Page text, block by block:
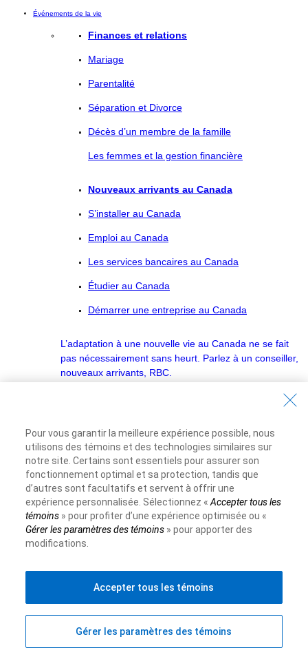
Événements de la vie
Finances et relations
Mariage
Parentalité
Séparation et Divorce
Décès d’un membre de la famille
Les femmes et la gestion financière
Nouveaux arrivants au Canada
S’installer au Canada
Emploi au Canada
Les services bancaires au Canada
Étudier au Canada
Démarrer une entreprise au Canada
L’adaptation à une nouvelle vie au Canada ne se fait
pas nécessairement sans heurt. Parlez à un conseiller,
nouveaux arrivants, RBC.
Types de comptes
Établissement du budget
Conseils bancaires
Rapport à l’argent
Comprendre les prêts
Crédit et cote de solvabilité
Comprendre les cartes de crédit
Pour vous garantir la meilleure expérience possible, nous
utilisons des témoins et des technologies similaires sur
notre site. Certains sont essentiels pour assurer son
fonctionnement optimal et sa protection, tandis que
d’autres sont facultatifs et servent à offrir une
expérience personnalisée. Sélectionnez « Accepter tous les
témoins» pour profiter d’une expérience optimisée ou «
Gérer les paramètres des témoins» pour apporter des
modifications.
Gérer les paramètres des témoins
Accepter tous les témoins